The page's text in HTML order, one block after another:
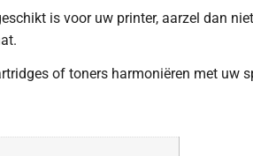
is voor uw printer, aarzel dan
of toners harmoniëren met